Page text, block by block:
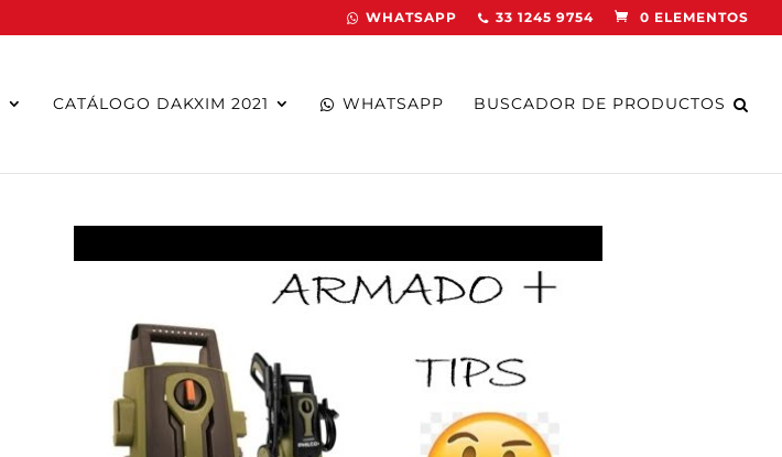
WHATSAPP 33 1245 9754 0 ELEMENTOS
CATÁLOGO DAKXIM 2021 WHATSAPP BUSCADOR DE PRODUCTOS